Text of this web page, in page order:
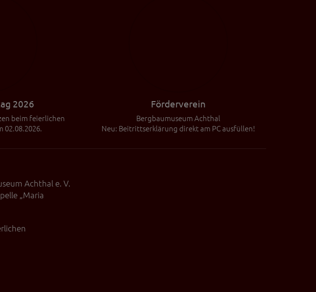
2026
beim feierlichen
02.08.2026.
Förderverein
Bergbaumuseum Achthal
Neu: Beitrittserklärung direkt am PC ausfüllen!
Achthal e. V.
„Maria